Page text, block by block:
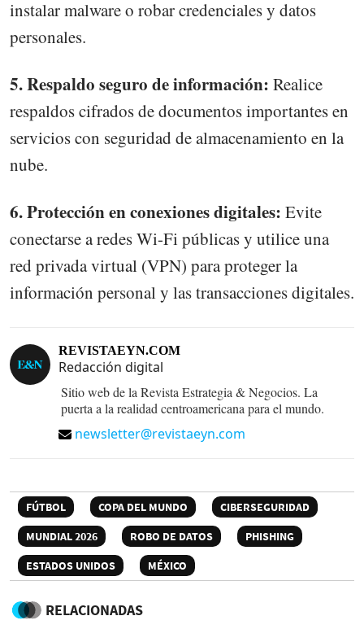
instalar malware o robar credenciales y datos
personales.
5. Respaldo seguro de información: Realice
respaldos cifrados de documentos importantes en
servicios con seguridad de almacenamiento en la
nube.
6. Protección en conexiones digitales: Evite
conectarse a redes Wi-Fi públicas y utilice una
red privada virtual (VPN) para proteger la
información personal y las transacciones digitales.
REVISTAEYN.COM
Redacción digital
Sitio web de la Revista Estrategia & Negocios. La
puerta a la realidad centroamericana para el mundo.
newsletter@revistaeyn.com
FÚTBOL COPA DEL MUNDO
CIBERSEGURIDAD
MUNDIAL 2026
ROBO DE DATOS
PHISHING
ESTADOS UNIDOS
MÉXICO
RELACIONADAS